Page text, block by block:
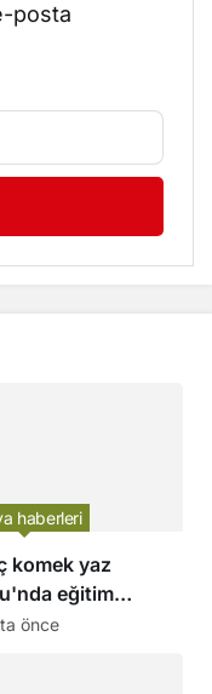
posta
komek yaz
eğitim
20.500
haberleri
önce